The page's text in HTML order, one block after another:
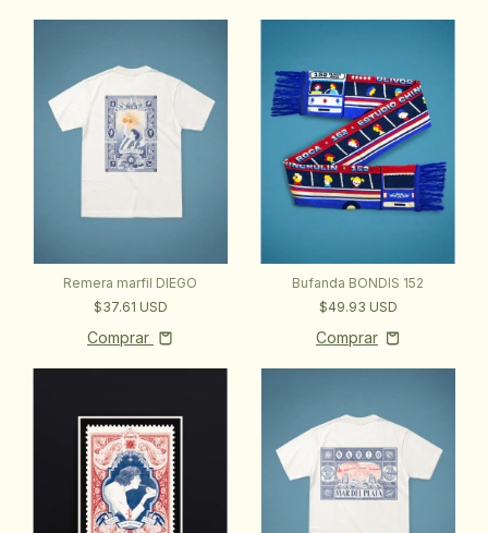
Remera marfil DIEGO
$37.61 USD
Comprar
Bufanda BONDIS 152
$49.93 USD